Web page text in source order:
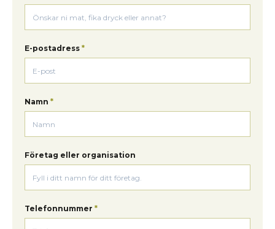
E-postadress *
Namn *
Företag eller organisation
Telefonnummer *